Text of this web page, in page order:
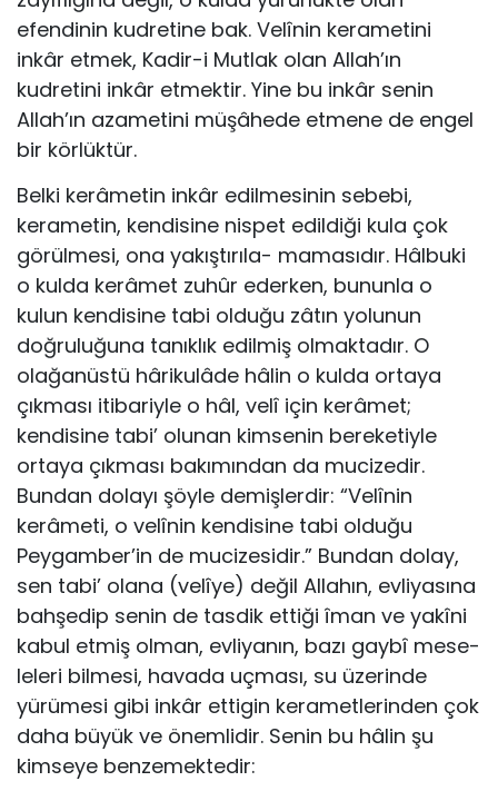
efendinin kudretine bak. Velînin kerametini
inkâr etmek, Kadir-i Mutlak olan Allah’ın
kudretini inkâr etmektir. Yine bu inkâr senin
Allah’ın azametini müşâhede etmene de engel
bir körlüktür.
Belki kerâmetin inkâr edilmesinin sebebi,
kerametin, kendisine nispet edildiği kula çok
görülmesi, ona yakıştırıla- mamasıdır. Hâlbuki
o kulda kerâmet zuhûr ederken, bununla o
kulun kendisine tabi olduğu zâtın yolunun
doğruluğuna ta­nıklık edilmiş olmaktadır. O
olağanüstü hârikulâde hâlin o kul­da ortaya
çıkması itibariyle o hâl, velî için kerâmet;
kendisine tabi’ olunan kimsenin bereketiyle
ortaya çıkması bakımın­dan da mucizedir.
Bundan dolayı şöyle demişlerdir: “Velînin
kerâmeti, o velînin kendisine tabi olduğu
Peygamber’in de mucizesidir.” Bundan dolay,
sen tabi’ olana (velîye) değil Allahın, evliyasına
bahşedip senin de tasdik ettiği îman ve yakîni
kabul etmiş olman, evliyanın, bazı gaybî mese­
leleri bilmesi, havada uçması, su üzerinde
yürümesi gibi inkâr ettigin kerametlerinden çok
daha büyük ve önemlidir. Senin bu hâlin şu
kimseye benzemektedir: